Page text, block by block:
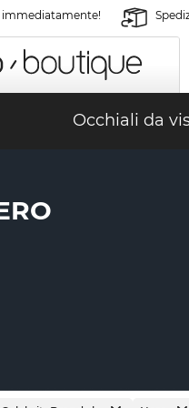
immediatamente!
Occhiali da